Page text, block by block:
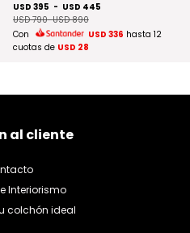
USD 395 - USD 445
USD 790-USD 890
Con
USD 336 hasta 12
cuotas de USD 28
al cliente
Interiorismo
colchón ideal